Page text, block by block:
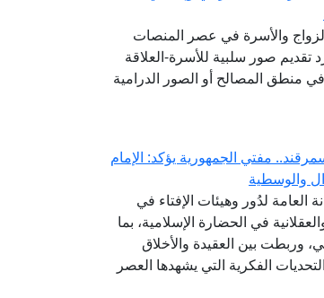
والأسرة في عصر المنصات
تقديم صور سلبية للأسرة-العلاقة
في منطق المصالح أو الصور الدرامية
مفتي الجمهورية يؤكد: الإمام
والوسطية
العامة لدُور وهيئات الإفتاء في
في الحضارة الإسلامية، بما
وربطت بين العقيدة والأخلاق
الفكرية التي يشهدها العصر